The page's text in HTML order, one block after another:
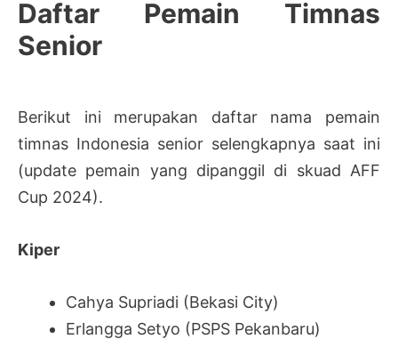
Daftar Pemain Timnas
Senior
Berikut ini merupakan daftar nama pemain
timnas Indonesia senior selengkapnya saat ini
(update pemain yang dipanggil di skuad AFF
Cup 2024).
Kiper
Cahya Supriadi (Bekasi City)
Erlangga Setyo (PSPS Pekanbaru)